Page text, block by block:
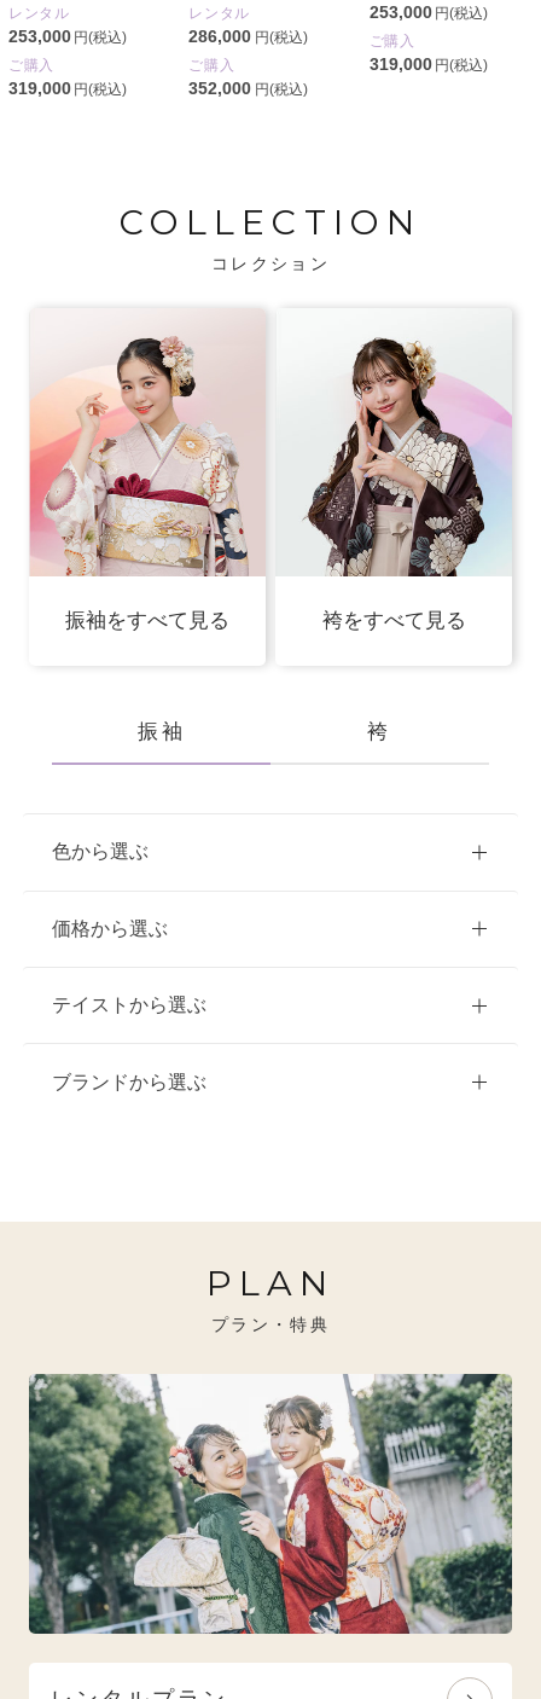
レンタル
253,000 円(税込)
ご購入
319,000 円(税込)
レンタル
286,000 円(税込)
ご購入
352,000 円(税込)
253,000 円(税込)
ご購入
319,000 円(税込)
COLLECTION
コレクション
振袖をすべて見る 袴をすべて見る
振袖 袴
色から選ぶ
赤
価格から選ぶ
ご購入
10万円台以下
20万円～26万円未満
26万円～31万円未満
テイストから選ぶ
クラシック
クール
ナチュラル
ブランドから選ぶ
イエベ秋におすすめ
ブルべ夏におすすめ
ブルべ冬におすすめ
特選技法
オリジナルブランド
人気モデルブランド
PLAN
プラン・特典